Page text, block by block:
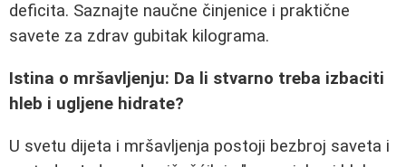
deficita. Saznajte naučne činjenice i praktične
savete za zdrav gubitak kilograma.
Istina o mršavljenju: Da li stvarno treba izbaciti
hleb i ugljene hidrate?
U svetu dijeta i mršavljenja postoji bezbroj saveta i